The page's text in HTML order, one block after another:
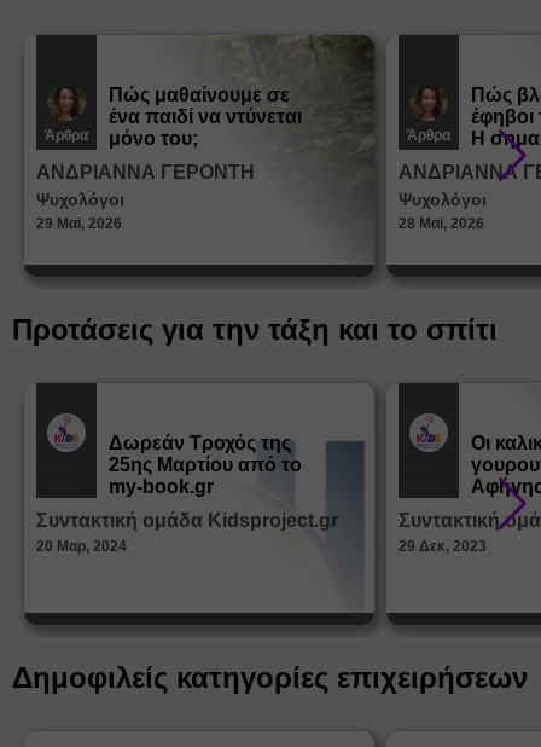
Άρθρα
Πώς μαθαίνουμε σε
ένα παιδί να ντύνεται
μόνο του;
ΑΝΔΡΙΑΝΝΑ ΓΕΡΟΝΤΗ
Ψυχολόγοι
29 Μαϊ, 2026
Άρθρα
Πώς
Η
στη
ΑΝΔΡΙΑΝΝΑ
Ψυχολόγοι
28 Μαϊ, 2026
Προτάσεις για την τάξη και το σπίτι
Δωρεάν Tροχός της
25ης Μαρτίου από το
my-book.gr
Συντακτική ομάδα Kidsproject.gr
20 Μαρ, 2024
Οι
από τα
Συντακτική
29 Δεκ, 2023
Δημοφιλείς κατηγορίες επιχειρήσεων